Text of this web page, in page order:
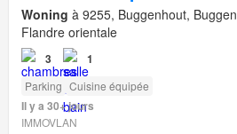
Woning à 9255, Buggenhout,
Flandre orientale
3 1
Parking Cuisine équipée
Il y a 30+ jours
IMMOVLAN